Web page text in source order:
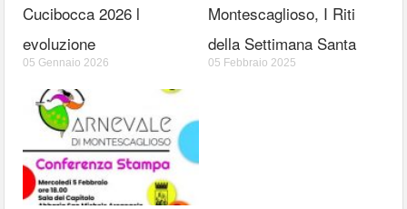
Cucibocca 2026 l
evoluzione
05 Gennaio 2026
Montescaglioso, I Riti
della Settimana Santa
05 Febbraio 2025